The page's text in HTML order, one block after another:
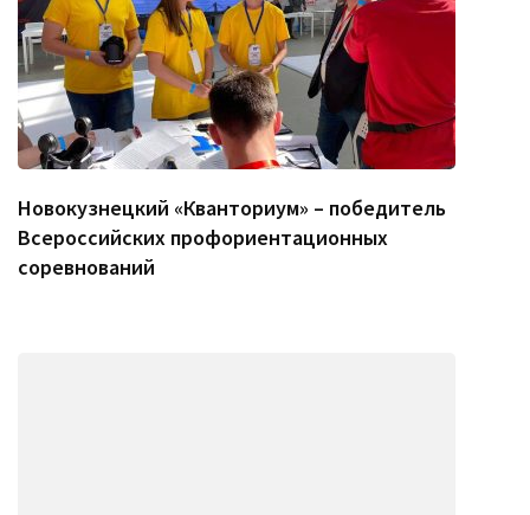
Новокузнецкий «Кванториум» – победитель
Всероссийских профориентационных
соревнований